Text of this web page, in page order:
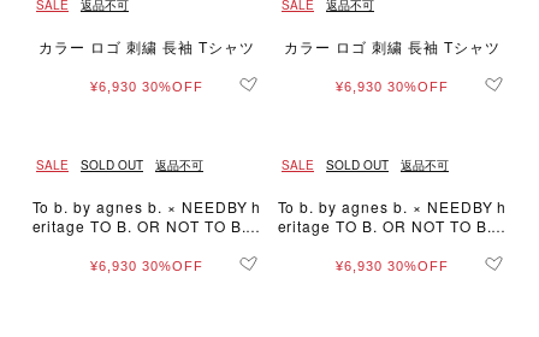
SALE 返品不可
カラー ロゴ 刺繍 長袖 Tシャツ
¥6,930 30%OFF
SALE 返品不可
カラー ロゴ 刺繍 長袖 Tシャツ
¥6,930 30%OFF
SALE SOLD OUT 返品不可
To b. by agnes b. × NEEDBY h
eritage TO B. OR NOT TO B. B
¥6,930 30%OFF
SALE SOLD OUT 返品不可
To b. by agnes b. × NEEDBY h
eritage TO B. OR NOT TO B. B
¥6,930 30%OFF